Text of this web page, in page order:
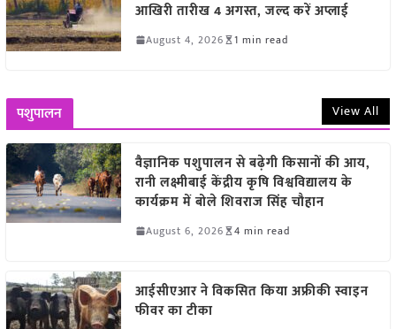
आखिरी तारीख 4 अगस्त, जल्द करें अप्लाई
August 4, 2026 1 min read
पशुपालन View All
वैज्ञानिक पशुपालन से बढ़ेगी किसानों की आय,
रानी लक्ष्मीबाई केंद्रीय कृषि विश्वविद्यालय के
कार्यक्रम में बोले शिवराज सिंह चौहान
August 6, 2026 4 min read
आईसीएआर ने विकसित किया अफ्रीकी स्वाइन
फीवर का टीका